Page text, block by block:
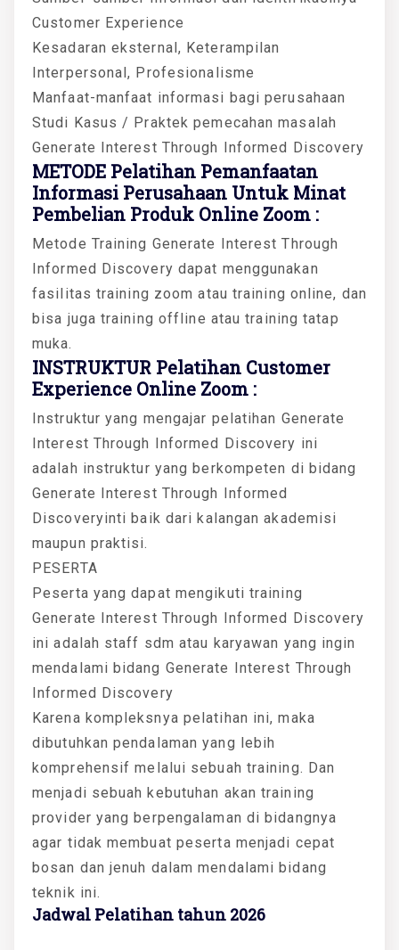
Customer Experience
Kesadaran eksternal, Keterampilan
Interpersonal, Profesionalisme
Manfaat-manfaat informasi bagi perusahaan
Studi Kasus / Praktek pemecahan masalah
Generate Interest Through Informed Discovery
METODE Pelatihan Pemanfaatan
Informasi Perusahaan Untuk Minat
Pembelian Produk Online Zoom :
Metode Training Generate Interest Through
Informed Discovery dapat menggunakan
fasilitas training zoom atau training online, dan
bisa juga training offline atau training tatap
muka.
INSTRUKTUR Pelatihan Customer
Experience Online Zoom :
Instruktur yang mengajar pelatihan Generate
Interest Through Informed Discovery ini
adalah instruktur yang berkompeten di bidang
Generate Interest Through Informed
Discoveryinti baik dari kalangan akademisi
maupun praktisi.
PESERTA
Peserta yang dapat mengikuti training
Generate Interest Through Informed Discovery
ini adalah staff sdm atau karyawan yang ingin
mendalami bidang Generate Interest Through
Informed Discovery
Karena kompleksnya pelatihan ini, maka
dibutuhkan pendalaman yang lebih
komprehensif melalui sebuah training. Dan
menjadi sebuah kebutuhan akan training
provider yang berpengalaman di bidangnya
agar tidak membuat peserta menjadi cepat
bosan dan jenuh dalam mendalami bidang
teknik ini.
Jadwal Pelatihan tahun 2026